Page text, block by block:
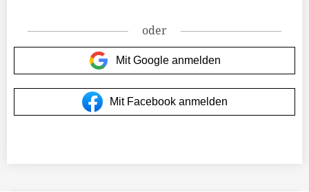
oder
Mit Google anmelden
Mit Facebook anmelden